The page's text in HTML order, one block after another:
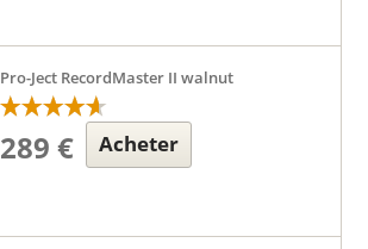
Pro-Ject RecordMaster II walnut
289 € Acheter